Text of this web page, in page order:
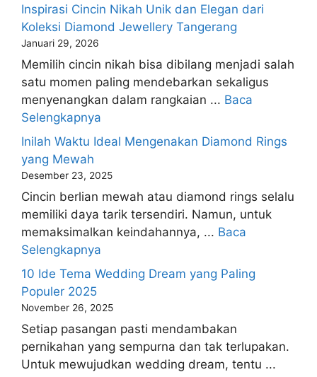
Inspirasi Cincin Nikah Unik dan Elegan dari
Koleksi Diamond Jewellery Tangerang
Januari 29, 2026
Memilih cincin nikah bisa dibilang menjadi salah
satu momen paling mendebarkan sekaligus
menyenangkan dalam rangkaian ... Baca
Selengkapnya
Inilah Waktu Ideal Mengenakan Diamond Rings
yang Mewah
Desember 23, 2025
Cincin berlian mewah atau diamond rings selalu
memiliki daya tarik tersendiri. Namun, untuk
memaksimalkan keindahannya, ... Baca
Selengkapnya
10 Ide Tema Wedding Dream yang Paling
Populer 2025
November 26, 2025
Setiap pasangan pasti mendambakan
pernikahan yang sempurna dan tak terlupakan.
Untuk mewujudkan wedding dream, tentu ...